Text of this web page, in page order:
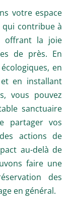
votre espace
contribue à
offrant la joie
de près. En
en
en installant
vous pouvez
sanctuaire
partager vos
actions de
au-delà de
faire une
des
en général.